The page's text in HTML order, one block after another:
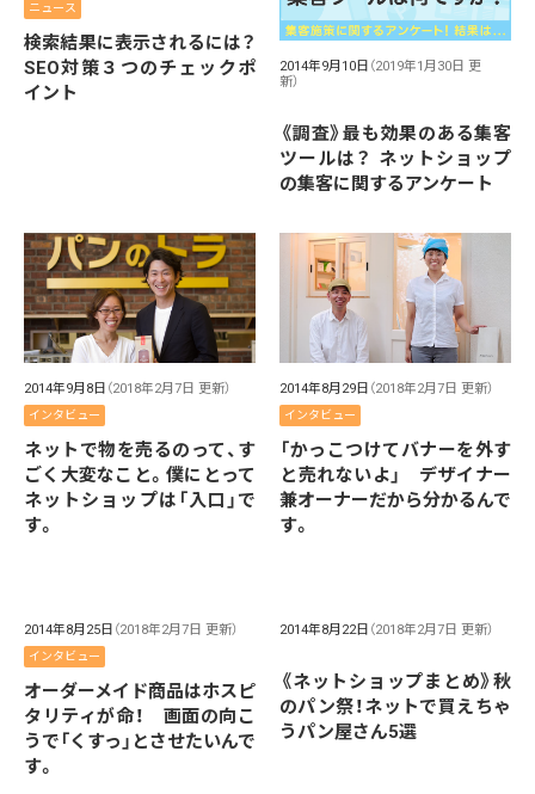
ニュース
検索結果に表示されるには？
SEO対策３つのチェックポ
イント
2014年9月10日 （2019年1月30日 更
新）
《調査》最も効果のある集客
ツールは？ ネットショップ
の集客に関するアンケート
2014年9月8日 （2018年2月7日 更新）
インタビュー
ネットで物を売るのって、す
ごく大変なこと。僕にとって
ネットショップは「入口」で
す。
2014年8月29日 （2018年2月7日 更新）
インタビュー
「かっこつけてバナーを外す
と売れないよ」 デザイナー
兼オーナーだから分かるんで
す。
2014年8月25日 （2018年2月7日 更新）
インタビュー
オーダーメイド商品はホスピ
タリティが命！ 画面の向こ
うで「くすっ」とさせたいんで
す。
2014年8月22日 （2018年2月7日 更新）
《ネットショップまとめ》秋
のパン祭！ネットで買えちゃ
うパン屋さん5選